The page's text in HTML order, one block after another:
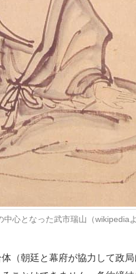
心となった武市瑞山（wikipediaよ
（朝廷と幕府が協力して政